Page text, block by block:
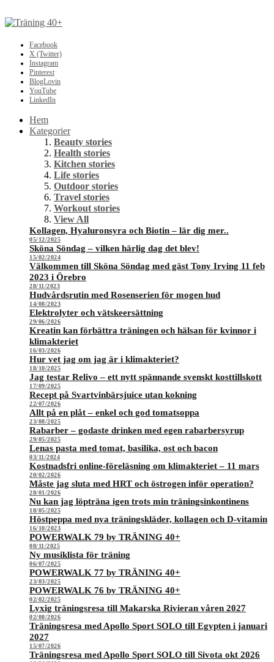
Facebook
X (Twitter)
Instagram
Pinterest
BlogLovin
YouTube
LinkedIn
Hem
Kategorier
Beauty stories
Health stories
Kitchen stories
Life stories
Outdoor stories
Travel stories
Workout stories
View All
Kollagen, Hyaluronsyra och Biotin – lär dig mer..
05/12/2025
Sköna Söndag – vilken härlig dag det blev!
15/02/2024
Välkommen till Sköna Söndag med gäst Tony Irving 11 feb
2023 i Örebro
28/11/2023
Hudvårdsrutin med Rosenserien för mogen hud
14/08/2023
Elektrolyter och vätskeersättning
29/06/2026
Kreatin kan förbättra träningen och hälsan för kvinnor i
klimakteriet
16/03/2026
Hur vet jag om jag är i klimakteriet?
18/10/2025
Jag testar Relivo – ett nytt spännande svenskt kosttillskott
17/09/2025
Recept på Svartvinbärsjuice utan kokning
22/07/2026
Allt på en plåt – enkel och god tomatsoppa
23/08/2025
Rabarber – godaste drinken med egen rabarbersyrup
29/05/2025
Lenas pasta med tomat, basilika, ost och bacon
03/11/2024
Kostnadsfri online-föreläsning om klimakteriet – 11 mars
20/02/2026
Måste jag sluta med HRT och östrogen inför operation?
28/01/2026
Nu kan jag löpträna igen trots min träningsinkontinens
18/05/2025
Höstpeppa med nya träningskläder, kollagen och D-vitamin
16/10/2023
POWERWALK 79 by TRÄNING 40+
08/11/2025
Ny musiklista för träning
06/07/2025
POWERWALK 77 by TRÄNING 40+
23/03/2025
POWERWALK 76 by TRÄNING 40+
02/02/2025
Lyxig träningsresa till Makarska Rivieran våren 2027
02/08/2026
Träningsresa med Apollo Sport SOLO till Egypten i januari
2027
15/07/2026
Träningsresa med Apollo Sport SOLO till Sivota okt 2026